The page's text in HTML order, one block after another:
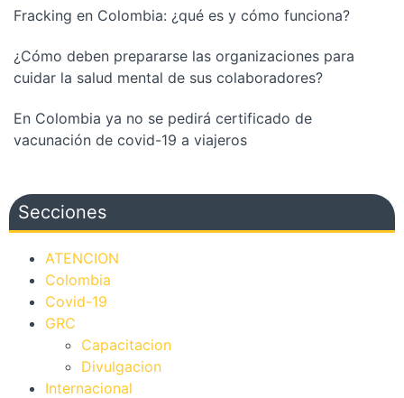
Fracking en Colombia: ¿qué es y cómo funciona?
¿Cómo deben prepararse las organizaciones para
cuidar la salud mental de sus colaboradores?
En Colombia ya no se pedirá certificado de
vacunación de covid-19 a viajeros
Secciones
ATENCION
Colombia
Covid-19
GRC
Capacitacion
Divulgacion
Internacional